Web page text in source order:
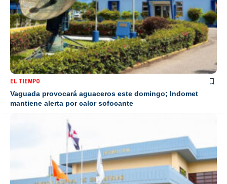
EL TIEMPO
Vaguada provocará aguaceros este domingo; Indomet
mantiene alerta por calor sofocante